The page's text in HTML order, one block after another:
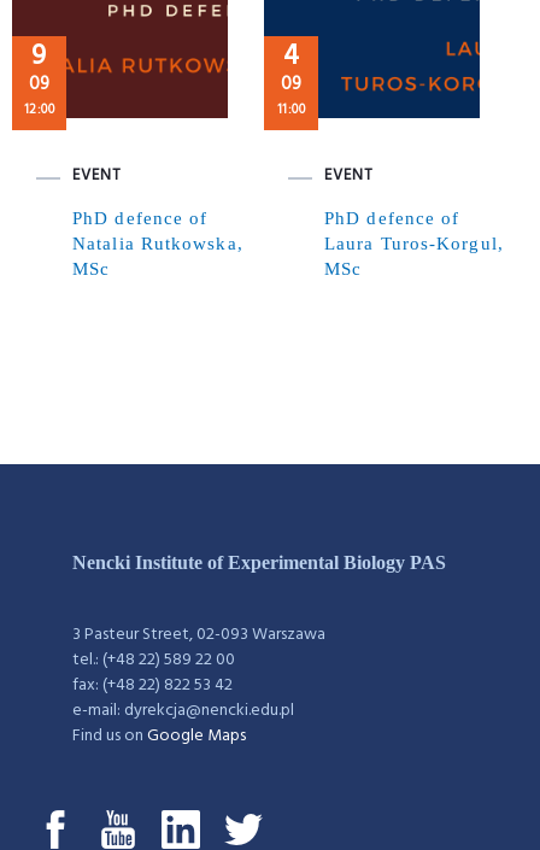
9
09
12:00
EVENT
PhD defence of
Natalia Rutkowska,
MSc
4
09
11:00
EVENT
PhD defence of
Laura Turos-Korgul,
MSc
Nencki Institute of Experimental Biology PAS
3 Pasteur Street, 02-093 Warszawa
tel.: (+48 22) 589 22 00
fax: (+48 22) 822 53 42
e-mail: dyrekcja@nencki.edu.pl
Find us onGoogle Maps